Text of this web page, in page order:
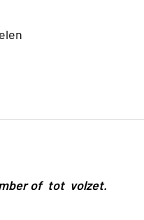
of tot volzet.